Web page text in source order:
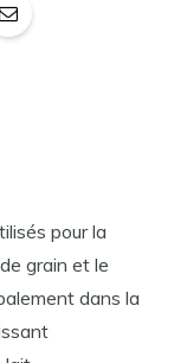
pour la
grain et le
dans la